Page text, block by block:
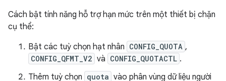
Cách bật tính năng hỗ trợ hạn mức trên một thiết bị chặn
cụ thể:
Bật các tuỳ chọn hạt nhân CONFIG_QUOTA ,
CONFIG_QFMT_V2 và CONFIG_QUOTACTL .
Thêm tuỳ chọn quota vào phân vùng dữ liệu người